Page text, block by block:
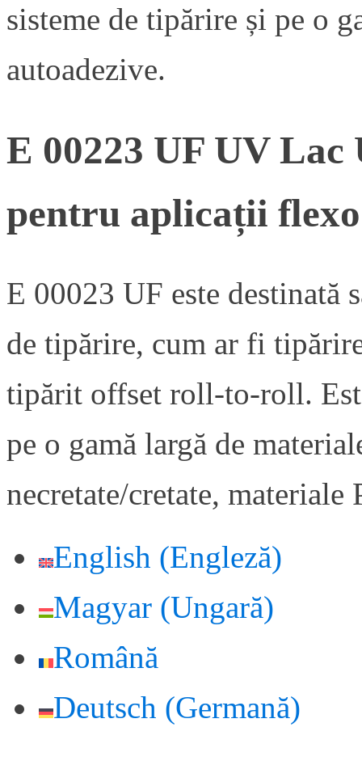
sisteme de tipărire și pe o
autoadezive.
E 00223 UF UV Lac
pentru aplicații flexo
E 00023 UF este destinată
de tipărire, cum ar fi
tipărit offset roll-to-roll.
pe o gamă largă de
necretate/cretate, materiale
English (Engleză)
Magyar (Ungară)
Română
Deutsch (Germană)